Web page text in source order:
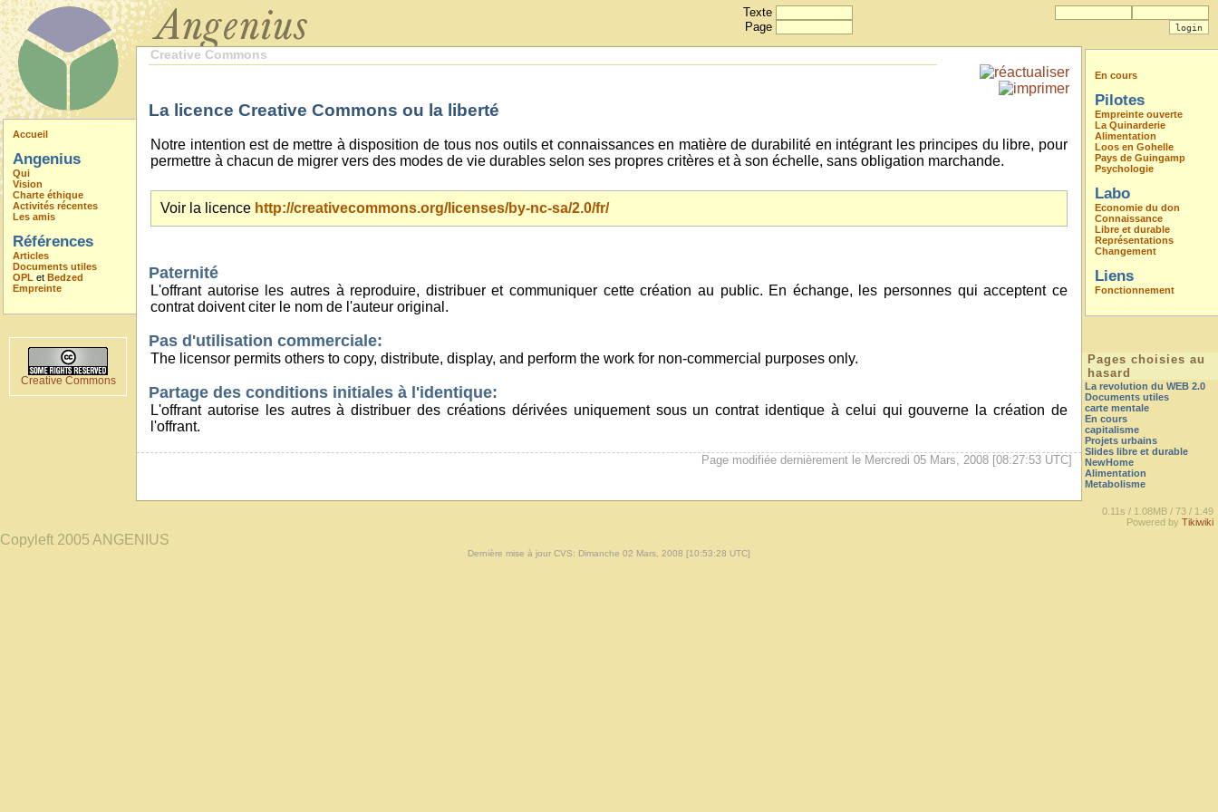
Texte
Page
Accueil
Angenius
Qui
Vision
Charte éthique
Activités récentes
Les amis
Références
Articles
Documents utiles
OPL et Bedzed
Empreinte
Creative Commons
Creative Commons
La licence Creative Commons ou la liberté
Notre intention est de mettre à disposition de tous nos outils et connaissances en matière de durabilité en intégrant les principes du libre, pour
permettre à chacun de migrer vers des modes de vie durables selon ses propres critères et à son échelle, sans obligation marchande.
Voir la licence http://creativecommons.org/licenses/by-nc-sa/2.0/fr/
Paternité
L'offrant autorise les autres à reproduire, distribuer et communiquer cette création au public. En échange, les personnes qui acceptent ce
contrat doivent citer le nom de l'auteur original.
Pas d'utilisation commerciale:
The licensor permits others to copy, distribute, display, and perform the work for non-commercial purposes only.
Partage des conditions initiales à l'identique:
L'offrant autorise les autres à distribuer des créations dérivées uniquement sous un contrat identique à celui qui gouverne la création de
l'offrant.
Page modifiée dernièrement le Mercredi 05 Mars, 2008 [08:27:53 UTC]
En cours
Pilotes
Empreinte ouverte
La Quinarderie
Alimentation
Loos en Gohelle
Pays de Guingamp
Psychologie
Labo
Economie du don
Connaissance
Libre et durable
Représentations
Changement
Liens
Fonctionnement
Pages choisies au
hasard
La revolution du WEB 2.0
Documents utiles
carte mentale
En cours
capitalisme
Projets urbains
Slides libre et durable
NewHome
Alimentation
Metabolisme
0.11s / 1.08MB / 73 / 1.49
Powered by Tikiwiki
Copyleft 2005 ANGENIUS
Dernière mise à jour CVS: Dimanche 02 Mars, 2008 [10:53:28 UTC]